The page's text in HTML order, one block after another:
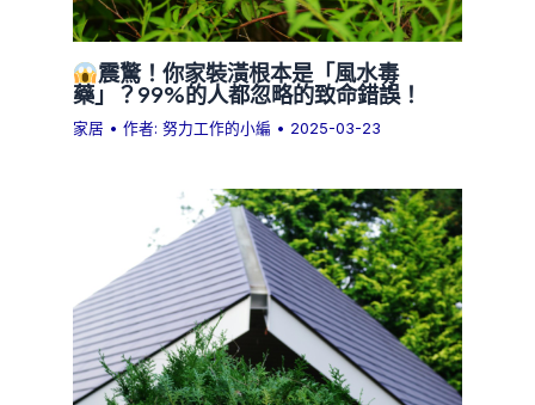
震驚！你家裝潢根本是「風水毒
藥」？99%的人都忽略的致命錯誤！
家居 • 作者:努力工作的小編 • 2025-03-23